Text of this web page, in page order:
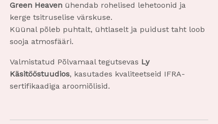
Green Heaven ühendab rohelised lehetoonid ja
kerge tsitruselise värskuse.
Küünal põleb puhtalt, ühtlaselt ja puidust taht loob
sooja atmosfääri.
Valmistatud Põlvamaal tegutsevas Ly
Käsitööstuudios, kasutades kvaliteetseid IFRA-
sertifikaadiga aroomiõlisid.